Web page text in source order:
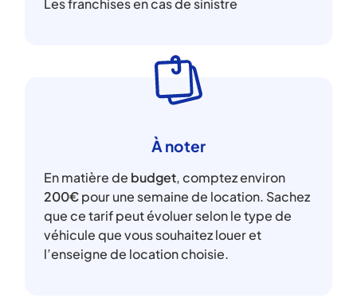
Les franchises en cas de sinistre
À noter
En matière de budget, comptez environ
200€pour une semaine de location. Sachez
que ce tarif peut évoluer selon le type de
véhicule que vous souhaitez louer et
l’enseigne de location choisie.